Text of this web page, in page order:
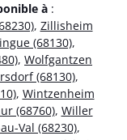
à :
, Zillisheim
(68130),
, Wolfgantzen
(68130),
, Wintzenheim
(68760), Willer
Val (68230),